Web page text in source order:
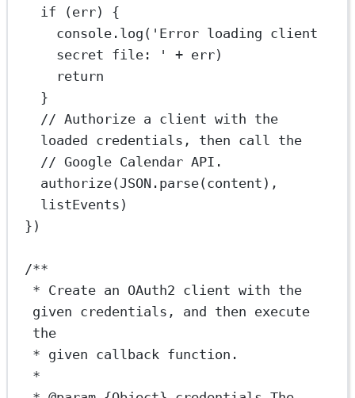
if (err) {
console. log ( 'Error loading client
secret file: '
+ err)
return
}
// Authorize a client with the
loaded credentials, then call the
// Google Calendar API.
authorize(JSON . parse(content),
listEvents)
})
/**
* Create an OAuth2 client with the
given credentials, and then execute
the
* given callback function.
*